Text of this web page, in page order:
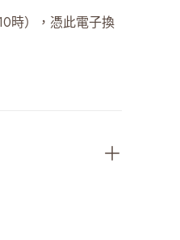
時），憑此電子換